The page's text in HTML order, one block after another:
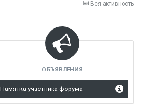
Вся активность
ОБЪЯВЛЕНИЯ
Памятка участника форума